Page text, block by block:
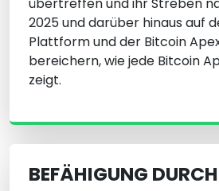
übertreffen und ihr Streben
2025 und darüber hinaus auf
Plattform und der Bitcoin
bereichern, wie jede Bitcoin
zeigt.
BEFÄHIGUNG